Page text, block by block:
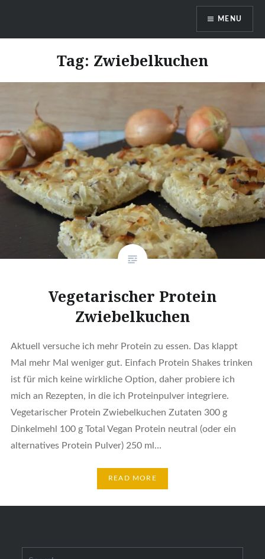
DragonDanielas Hobbyblog
MENU
Tag: Zwiebelkuchen
Vegetarischer Protein
Zwiebelkuchen
Aktuell versuche ich mehr Protein zu essen. Das klappt
Mal mehr Mal weniger gut. Einfach Protein Shakes trinken
ist für mich keine wirkliche Option, daher probiere ich
mich an Rezepten, in die ich Proteinpulver integriere.
Vegetarischer Protein Zwiebelkuchen Zutaten 300 g
Dinkelmehl 100 g Total Vegan Protein neutral (oder ein
alternatives Protein Pulver) 250 ml…
READ MORE